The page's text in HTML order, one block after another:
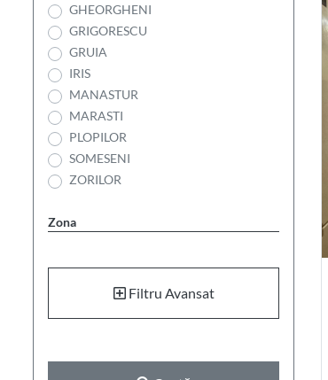
GHEORGHENI
GRIGORESCU
GRUIA
IRIS
MANASTUR
MARASTI
PLOPILOR
SOMESENI
ZORILOR
Zona
Filtru Avansat